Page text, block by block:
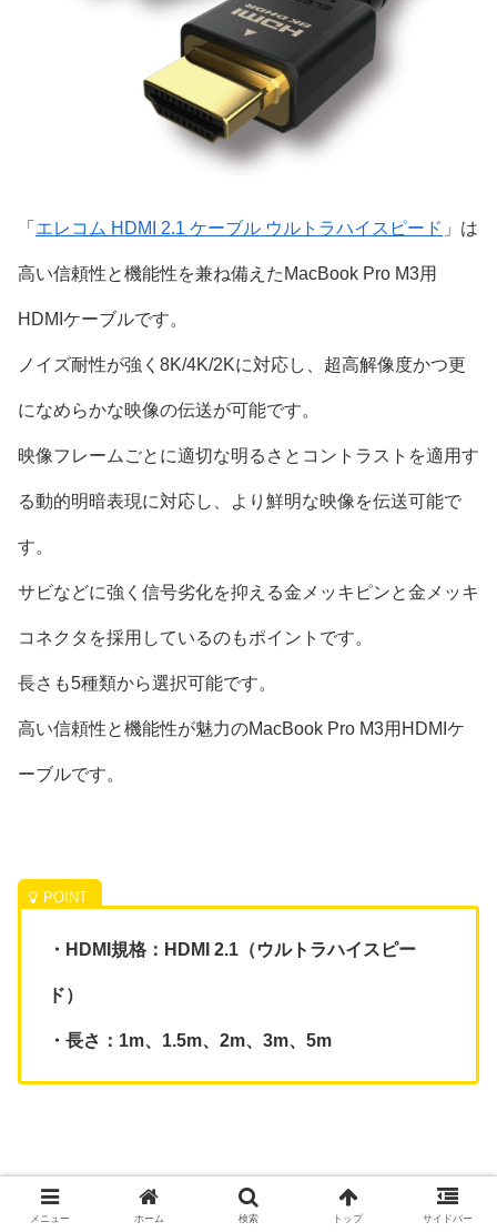
「 エレコム HDMI 2.1 ケーブル ウルトラハイスピード 」は
高い信頼性と機能性を兼ね備えたMacBook Pro M3用
HDMIケーブルです。
ノイズ耐性が強く8K/4K/2Kに対応し、超高解像度かつ更
になめらかな映像の伝送が可能です。
映像フレームごとに適切な明るさとコントラストを適用す
る動的明暗表現に対応し、より鮮明な映像を伝送可能で
す。
サビなどに強く信号劣化を抑える金メッキピンと金メッキ
コネクタを採用しているのもポイントです。
長さも5種類から選択可能です。
高い信頼性と機能性が魅力のMacBook Pro M3用HDMIケ
ーブルです。
・HDMI規格：HDMI 2.1（ウルトラハイスピー
ド）
・長さ：1m、1.5m、2m、3m、5m
メニュー ホーム 検索 トップ サイドバー